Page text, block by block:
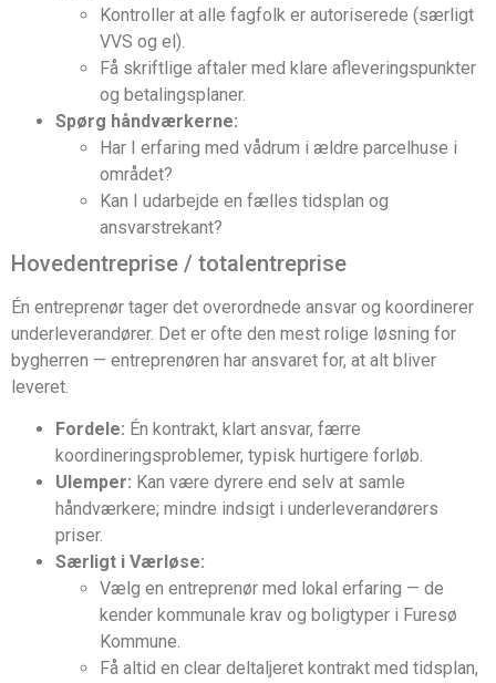
Kontroller at alle fagfolk er autoriserede (særligt
VVS og el).
Få skriftlige aftaler med klare afleveringspunkter
og betalingsplaner.
Spørg håndværkerne:
Har I erfaring med vådrum i ældre parcelhuse i
området?
Kan I udarbejde en fælles tidsplan og
ansvarstrekant?
Hovedentreprise / totalentreprise
Én entreprenør tager det overordnede ansvar og koordinerer
underleverandører. Det er ofte den mest rolige løsning for
bygherren — entreprenøren har ansvaret for, at alt bliver
leveret.
Fordele: Én kontrakt, klart ansvar, færre
koordineringsproblemer, typisk hurtigere forløb.
Ulemper: Kan være dyrere end selv at samle
håndværkere; mindre indsigt i underleverandørers
priser.
Særligt i Værløse:
Vælg en entreprenør med lokal erfaring — de
kender kommunale krav og boligtyper i Furesø
Kommune.
Få altid en clear deltaljeret kontrakt med tidsplan,